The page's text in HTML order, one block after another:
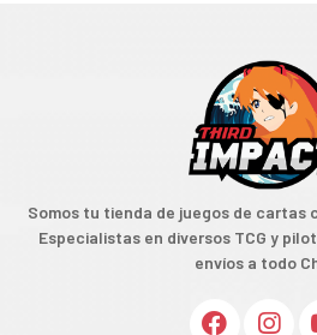
Somos tu tienda de juegos de cartas
Especialistas en diversos TCG y
envíos a todo